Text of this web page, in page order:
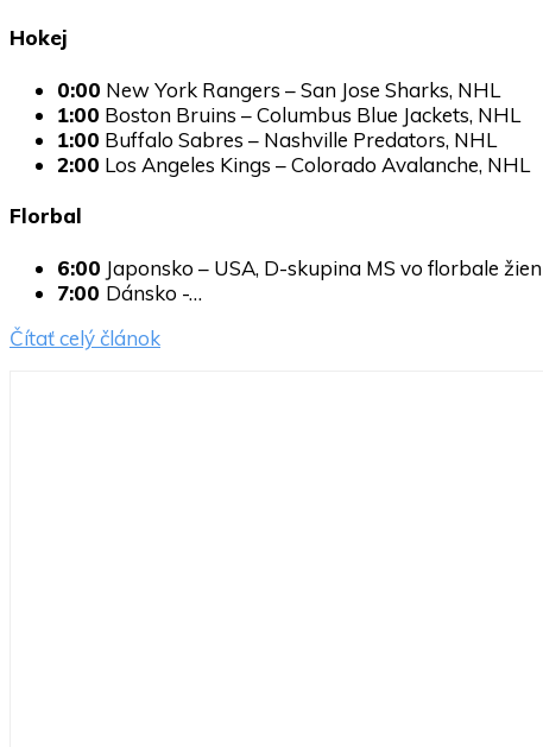
Hokej
0:00 New York Rangers – San Jose Sharks, NHL
1:00 Boston Bruins – Columbus Blue Jackets, NHL
1:00 Buffalo Sabres – Nashville Predators, NHL
2:00 Los Angeles Kings – Colorado Avalanche, NHL
Florbal
6:00 Japonsko – USA, D-skupina MS vo florbale žien
7:00 Dánsko -…
Čítať celý článok